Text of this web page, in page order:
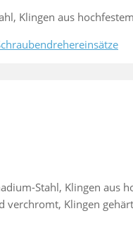
Klingen aus
Stahl, Klingen aus
verchromt, Klingen